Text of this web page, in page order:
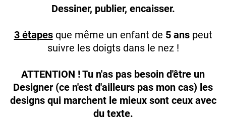
Dessiner, publier, encaisser.
3 étapesque même un enfant de 5 anspeut
suivre les doigts dans le nez !
ATTENTION ! Tu n'as pas besoin d'être un
Designer (ce n'est d'ailleurs pas mon cas) les
designs qui marchent le mieux sont ceux avec
du texte.